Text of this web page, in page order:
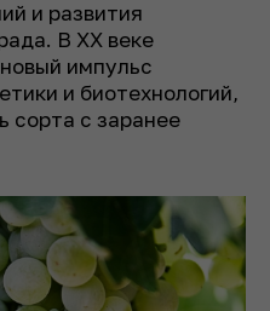
и развития
В XX веке
импульс
и биотехнологий,
сорта с заранее